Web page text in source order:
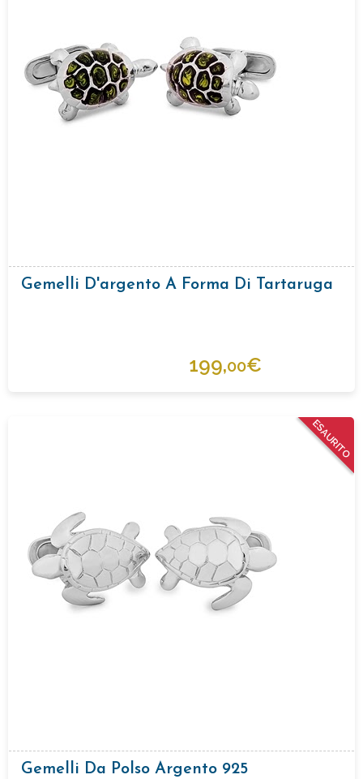
Gemelli D'argento A Forma Di Tartaruga
199,00€
ESAURITO
Gemelli Da Polso Argento 925